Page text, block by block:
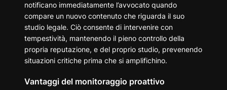
notificano immediatamente l’avvocato quando
compare un nuovo contenuto che riguarda il suo
studio legale. Ciò consente di intervenire con
tempestività, mantenendo il pieno controllo della
propria reputazione, e del proprio studio, prevenendo
situazioni critiche prima che si amplifichino.
Vantaggi del monitoraggio proattivo